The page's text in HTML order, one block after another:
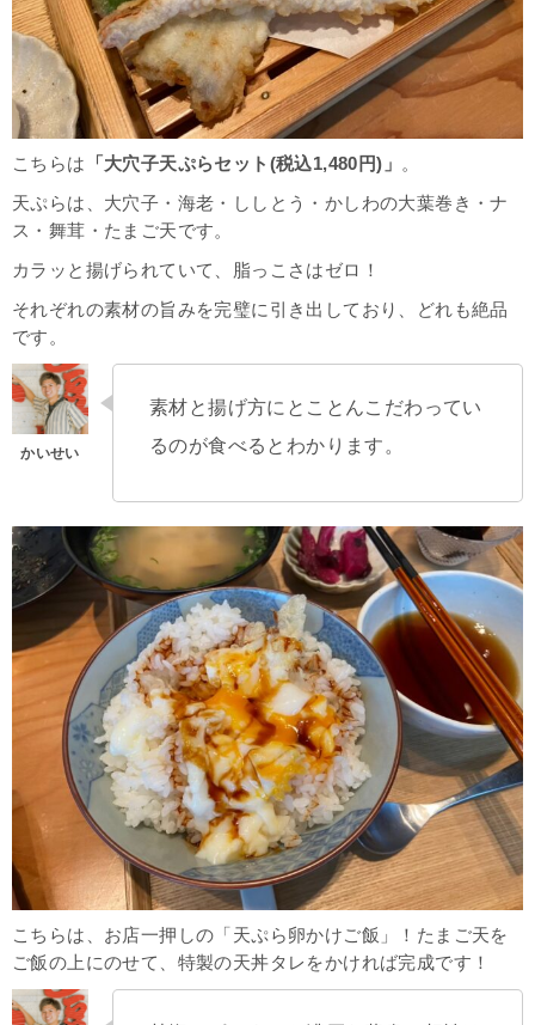
こちらは 「大穴子天ぷらセット(税込1,480円)」 。
天ぷらは、大穴子・海老・ししとう・かしわの大葉巻き・ナ
ス・舞茸・たまご天です。
カラッと揚げられていて、脂っこさはゼロ！
それぞれの素材の旨みを完璧に引き出しており、どれも絶品
です。
素材と揚げ方にとことんこだわってい
るのが食べるとわかります。
こちらは、お店一押しの「天ぷら卵かけご飯」！たまご天を
ご飯の上にのせて、特製の天丼タレをかければ完成です！